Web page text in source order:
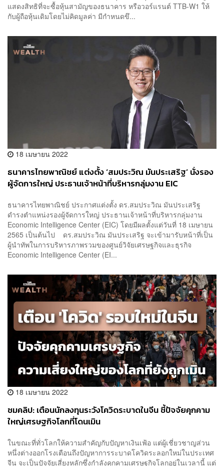
แสดงสิทธิที่จะซื้อหุ้นสามัญของธนาคาร หรือวอร์แรนต์ TTB-W1 ให้
กับผู้ถือหุ้นเดิมโดยไม่คิดมูลค่า มีกำหนดขึ...
18 เมษายน 2022
ธนาคารไทยพาณิชย์ แต่งตั้ง ‘สมประวิณ มันประเสริฐ’ นั่งรอง
ผู้จัดการใหญ่ ประธานเจ้าหน้าที่บริหารกลุ่มงาน EIC
ธนาคารไทยพาณิชย์ ประกาศแต่งตั้ง ดร.สมประวิณ มันประเสริฐ
ดำรงตำแหน่งรองผู้จัดการใหญ่ ประธานเจ้าหน้าที่บริหารกลุ่มงาน
Economic Intelligence Center (EIC) โดยมีผลตั้งแต่วันที่ 18 เมษายน
2565 เป็นต้นไป ดร.สมประวิณ มันประเสริฐ จะเข้ามารับหน้าที่เป็น
ผู้นำทัพในการบริหารภาพรวมของศูนย์วิจัยเศรษฐกิจและธุรกิจ
Economic Intelligence Center (EI...
18 เมษายน 2022
ชมคลิป: เตือนนักลงทุนระวังโควิดระบาดในจีน ชี้ปัจจัยคุกคาม
ใหญ่เศรษฐกิจโลกที่โดนเมิน
ในขณะที่ทั่วโลกให้ความสำคัญกับปัญหาเงินเฟ้อ แต่ผู้เชี่ยวชาญส่วน
หนึ่งต่างออกโรงเตือนถึงปัญหาการระบาดโควิดระลอกใหม่ในประเทศ
จีน จะเป็นปัจจัยเสี่ยงหลักซึ่งกำลังคุกคามเศรษฐกิจโลกอยู่ในเวลานี้ แต่